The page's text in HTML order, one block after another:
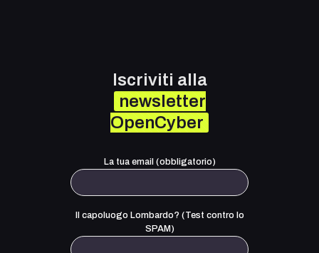
Iscriviti alla
newsletter
OpenCyber
La tua email (obbligatorio)
Il capoluogo Lombardo? (Test contro lo
SPAM)